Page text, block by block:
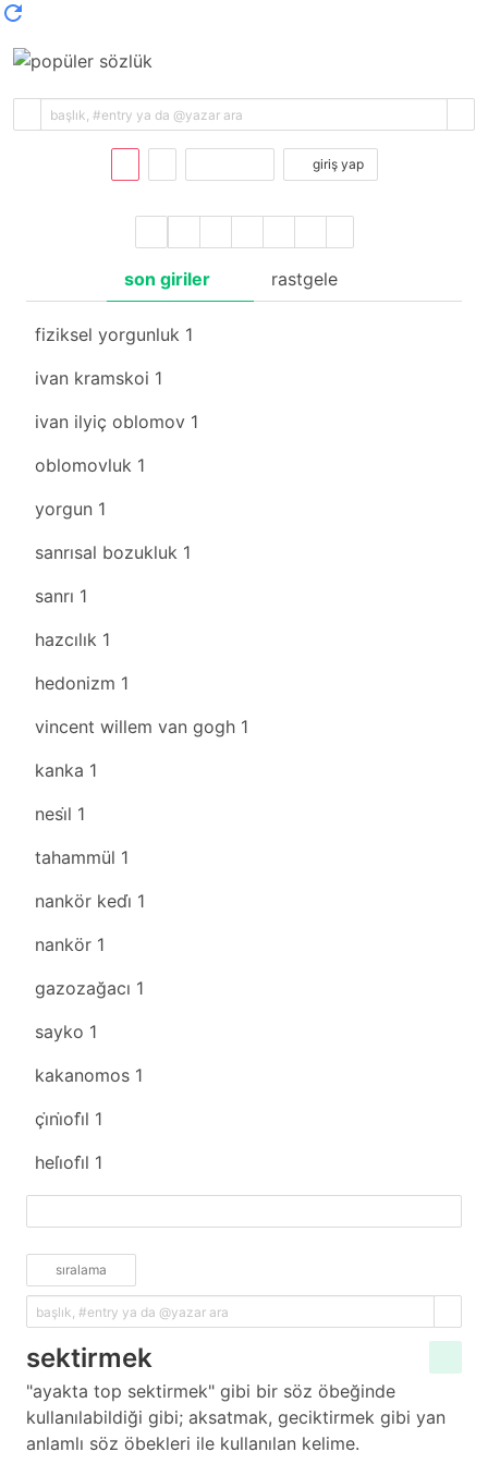
giriş yap
son giriler rastgele
fiziksel yorgunluk 1
ivan kramskoi 1
ivan ilyiç oblomov 1
oblomovluk 1
yorgun 1
sanrısal bozukluk 1
sanrı 1
hazcılık 1
hedonizm 1
vincent willem van gogh 1
kanka 1
nesi̇l 1
tahammül 1
nankör kedi̇ 1
nankör 1
gazozağacı 1
sayko 1
kakanomos 1
çi̇ni̇ofi̇l 1
heli̇ofi̇l 1
sıralama
sektirmek
"ayakta top sektirmek" gibi bir söz öbeğinde
kullanılabildiği gibi; aksatmak, geciktirmek gibi yan
anlamlı söz öbekleri ile kullanılan kelime.